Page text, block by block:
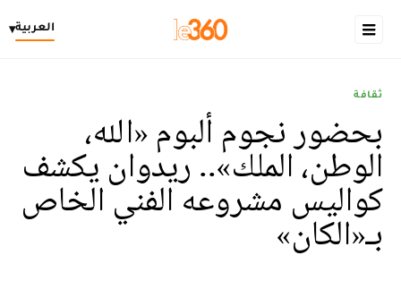
العربية▾
ثقافة
بحضور نجوم ألبوم «الله،
الوطن، الملك».. ريدوان يكشف
كواليس مشروعه الفني الخاص
بـ«الكان»